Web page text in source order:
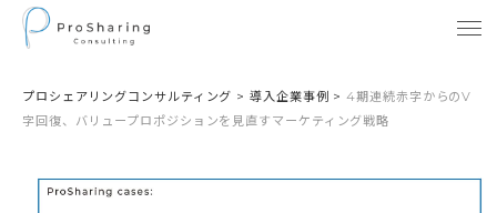
プロシェアリングコンサルティング >導入企業事例 >4期連続赤字からのV
字回復、バリュープロポジションを見直すマーケティング戦略